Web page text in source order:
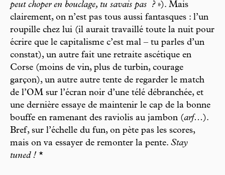
peut choper en bouclage, tu savais pas
?»). Mais
clairement, on n’est pas tous aussi fantasques : l’un
roupille chez lui (il aurait travaillé toute la nuit pour
écrire que le capitalisme c’est mal – tu parles d’un
constat), un autre fait une retraite ascétique en
Corse (moins de vin, plus de turbin, courage
garçon), un autre autre tente de regarder le match
de l’OM sur l’écran noir d’une télé débranchée, et
une dernière essaye de maintenir le cap de la bonne
bouffe en ramenant des raviolis au jambon (arf…).
Bref, sur l’échelle du fun, on pète pas les scores,
mais on va essayer de remonter la pente. Stay
tuned ! *